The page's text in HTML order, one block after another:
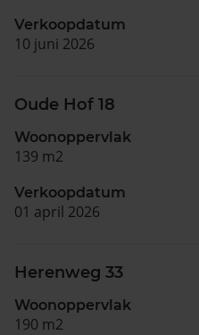
Verkoopdatum
10 juni 2026
Oude Hof 18
Woonoppervlak
139 m2
Verkoopdatum
01 april 2026
Herenweg 33
Woonoppervlak
190 m2